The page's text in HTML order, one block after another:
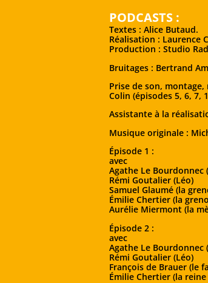
PODCASTS :
Textes : Alice Butaud.
Réalisation : Laurence
Production : Studio
Bruitages : Bertrand
Prise de son,
Colin (épisodes 5, 6, 7,
Assistante à la
Musique originale :
Épisode 1 :
avec
Agathe Le Bourdonnec
Rémi Goutalier (Léo)
Samuel Glaumé (la
Émilie Chertier (la
Aurélie Miermont (la
Épisode 2 :
avec
Agathe Le Bourdonnec
Rémi Goutalier (Léo)
François de Brauer (le
Émilie Chertier (la